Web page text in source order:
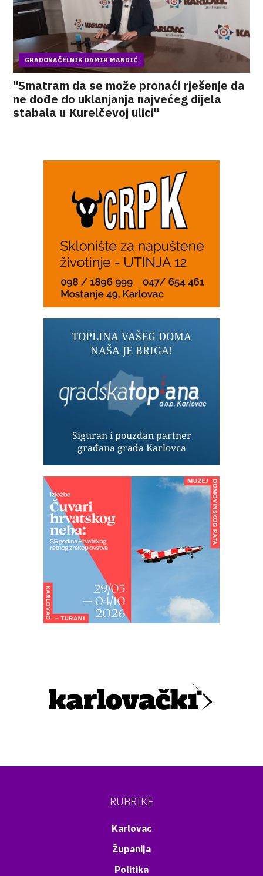
GRADONAČELNIK DAMIR MANDIĆ
"Smatram da se može pronaći rješenje da
ne dođe do uklanjanja najvećeg dijela
stabala u Kurelčevoj ulici"
RUBRIKE
Karlovac
Županija
Politika